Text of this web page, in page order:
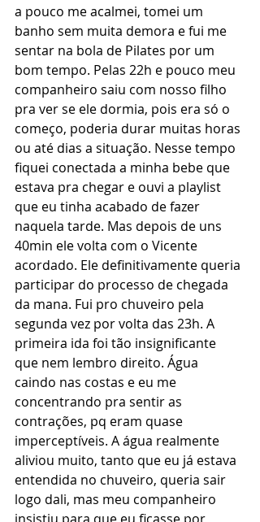
a pouco me acalmei, tomei um
banho sem muita demora e fui me
sentar na bola de Pilates por um
bom tempo. Pelas 22h e pouco meu
companheiro saiu com nosso filho
pra ver se ele dormia, pois era só o
começo, poderia durar muitas horas
ou até dias a situação. Nesse tempo
fiquei conectada a minha bebe que
estava pra chegar e ouvi a playlist
que eu tinha acabado de fazer
naquela tarde. Mas depois de uns
40min ele volta com o Vicente
acordado. Ele definitivamente queria
participar do processo de chegada
da mana. Fui pro chuveiro pela
segunda vez por volta das 23h. A
primeira ida foi tão insignificante
que nem lembro direito. Água
caindo nas costas e eu me
concentrando pra sentir as
contrações, pq eram quase
imperceptíveis. A água realmente
aliviou muito, tanto que eu já estava
entendida no chuveiro, queria sair
logo dali, mas meu companheiro